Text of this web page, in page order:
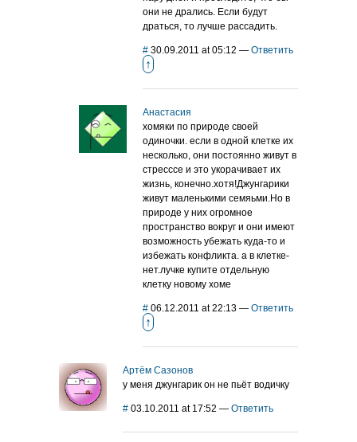
они не дрались. Если будут
драться, то лучше рассадить.
# 30.09.2011 at 05:12 — Ответить
↑
Анастасия
хомяки по природе своей
одиночки. если в одной клетке их
несколько, они постоянно живут в
стресссе и это укорачивает их
жизнь, конечно.хотя!Джунгарики
живут маленькими семяьми.Но в
природе у них огромное
пространство вокруг и они имеют
возможность убежать куда-то и
избежать конфликта. а в клетке-
нет.лучке купите отдельную
клетку новому хоме
# 06.12.2011 at 22:13 — Ответить
↑
Артём Сазонов
у меня джунгарик он не пьёт водичку
# 03.10.2011 at 17:52 — Ответить